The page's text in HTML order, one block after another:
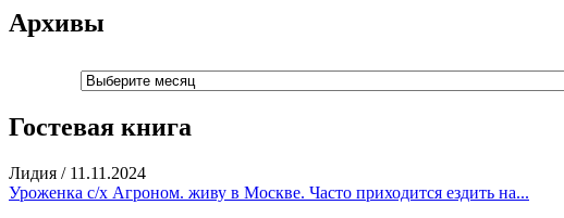
Архивы
Гостевая книга
Лидия / 11.11.2024
Уроженка с/х Агроном. живу в Москве. Часто приходится ездить на...